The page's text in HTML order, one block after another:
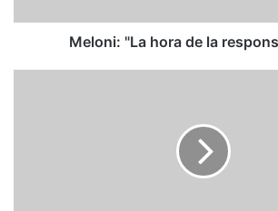
Meloni: "La hora de la